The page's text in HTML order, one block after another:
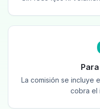
La comisión se incluye
cobra el